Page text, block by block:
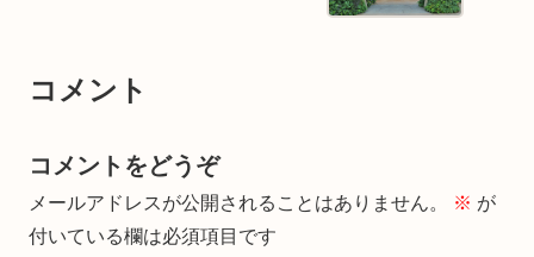
コメント
コメントをどうぞ
メールアドレスが公開されることはありません。 ※ が
付いている欄は必須項目です